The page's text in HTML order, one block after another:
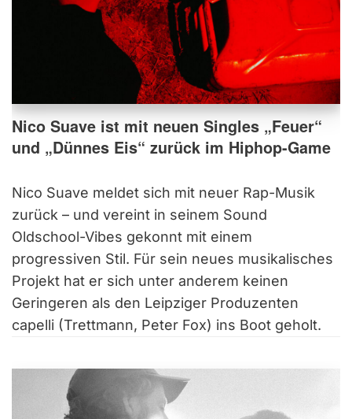
Nico Suave ist mit neuen Singles „Feuer“
und „Dünnes Eis“ zurück im Hiphop-Game
Nico Suave meldet sich mit neuer Rap-Musik
zurück – und vereint in seinem Sound
Oldschool-Vibes gekonnt mit einem
progressiven Stil. Für sein neues musikalisches
Projekt hat er sich unter anderem keinen
Geringeren als den Leipziger Produzenten
capelli (Trettmann, Peter Fox) ins Boot geholt.